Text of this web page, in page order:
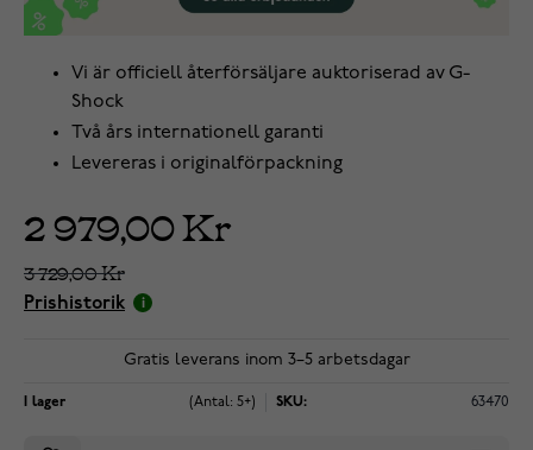
Vi är officiell återförsäljare auktoriserad av G-
Shock
Två års internationell garanti
Levereras i originalförpackning
2 979,00 Kr
3 729,00 Kr
Prishistorik
Gratis leverans inom 3–5 arbetsdagar
I lager (Antal: 5+) SKU: 63470